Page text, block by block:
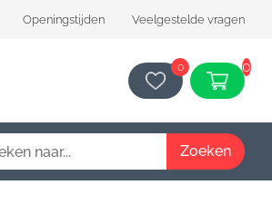
Openingstijden Veelgestelde vragen
0 0